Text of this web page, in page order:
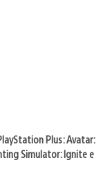
Plus: Avatar:
Simulator: Ignite e